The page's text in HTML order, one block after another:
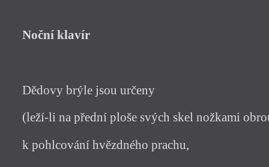
Noční klavír
Dědovy brýle jsou určeny
(leží-li na přední ploše svých skel nožkami
k pohlcování hvězdného prachu,